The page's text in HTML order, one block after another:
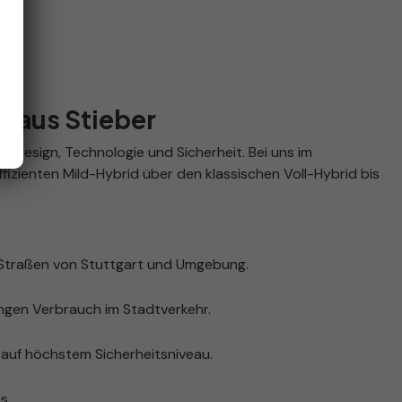
Stieber
Design, Technologie und Sicherheit. Bei uns im
Mild-Hybrid über den klassischen Voll-Hybrid bis
von Stuttgart und Umgebung.
Verbrauch im Stadtverkehr.
höchstem Sicherheitsniveau.